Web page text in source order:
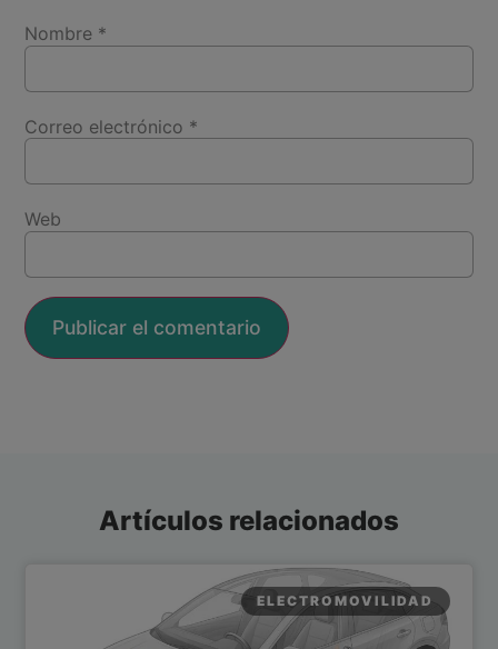
Nombre *
Correo electrónico *
Web
Artículos relacionados
ELECTROMOVILIDAD